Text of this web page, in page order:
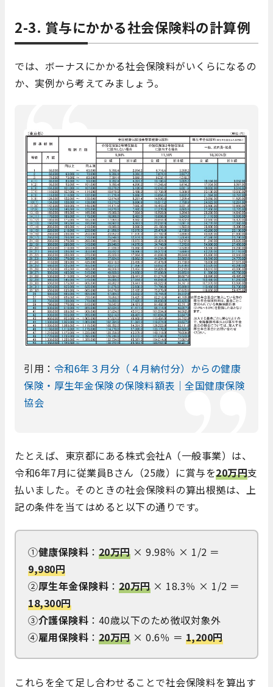
2-3. 賞与にかかる社会保険料の計算例
では、ボーナスにかかる社会保険料がいくらになるの
か、実例から考えてみましょう。
引用： 令和6年３月分（４月納付分）からの健康
保険・厚生年金保険の保険料額表｜全国健康保険
協会
たとえば、東京都にある株式会社A（一般事業）は、
令和6年7月に従業員Bさん（25歳）に賞与を20万円支
払いました。そのときの社会保険料の算出根拠は、上
記の条件を当てはめると以下の通りです。
①健康保険料 ： 20万円× 9.98％ × 1/2 ＝
9,980円
②厚生年金保険料 ： 20万円× 18.3％ × 1/2 ＝
18,300円
③介護保険料 ：40歳以下のため徴収対象外
④雇用保険料 ： 20万円× 0.6％ ＝ 1,200円
これらを全て足し合わせることで社会保険料を算出す